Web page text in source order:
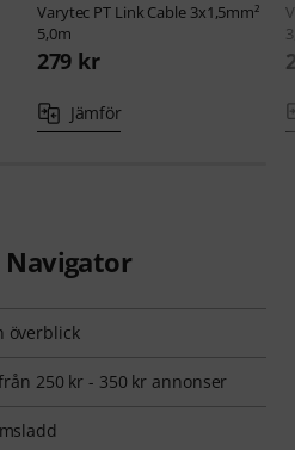
Varytec PT Link Cable 3x1,5mm²
5,0m
279 kr
Jämför
Navigator
överblick
250 kr - 350 kr annonser